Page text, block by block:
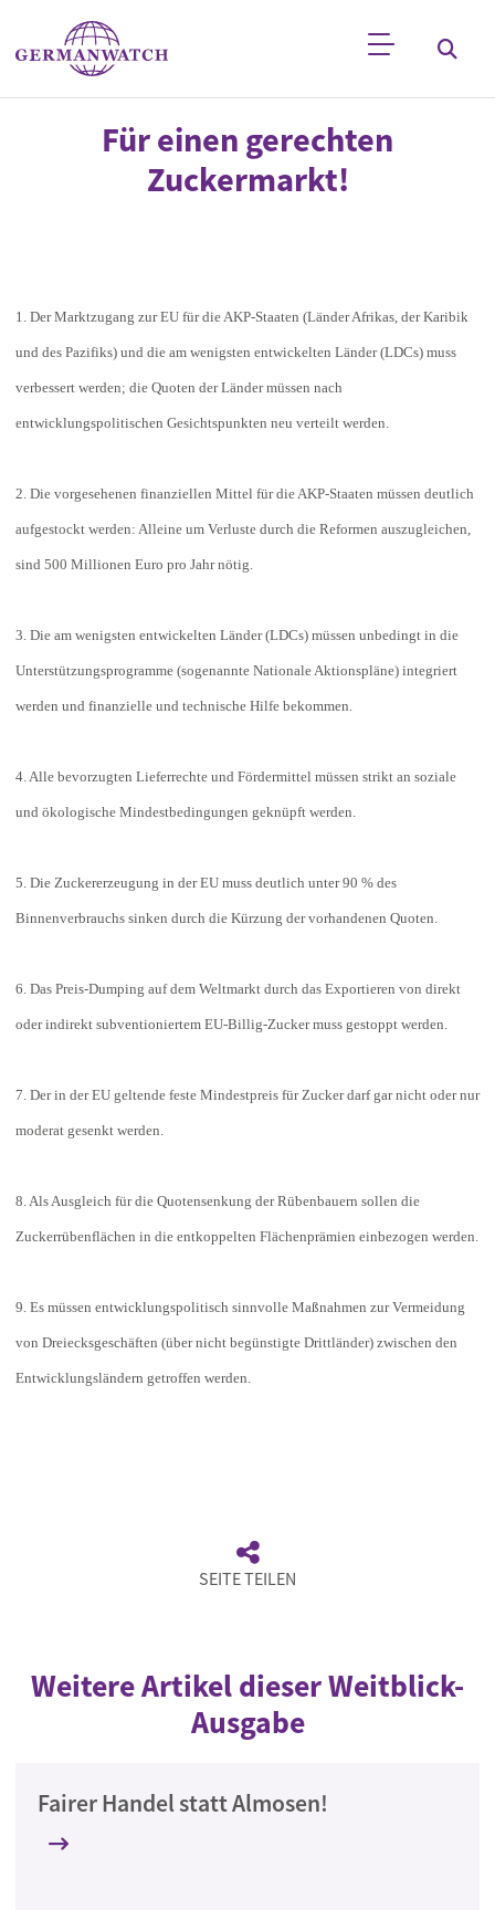
Direkt zum Inhalt
StichwortsucheFür einen gerechten
Zuckermarkt!
1. Der Marktzugang zur EU für die AKP-Staaten (Länder Afrikas, der Karibik
und des Pazifiks) und die am wenigsten entwickelten Länder (LDCs) muss
verbessert werden; die Quoten der Länder müssen nach
entwicklungspolitischen Gesichtspunkten neu verteilt werden.
2. Die vorgesehenen finanziellen Mittel für die AKP-Staaten müssen deutlich
aufgestockt werden: Alleine um Verluste durch die Reformen auszugleichen,
sind 500 Millionen Euro pro Jahr nötig.
3. Die am wenigsten entwickelten Länder (LDCs) müssen unbedingt in die
Unterstützungsprogramme (sogenannte Nationale Aktionspläne) integriert
werden und finanzielle und technische Hilfe bekommen.
4. Alle bevorzugten Lieferrechte und Fördermittel müssen strikt an soziale
und ökologische Mindestbedingungen geknüpft werden.
5. Die Zuckererzeugung in der EU muss deutlich unter 90 % des
Binnenverbrauchs sinken durch die Kürzung der vorhandenen Quoten.
6. Das Preis-Dumping auf dem Weltmarkt durch das Exportieren von direkt
oder indirekt subventioniertem EU-Billig-Zucker muss gestoppt werden.
7. Der in der EU geltende feste Mindestpreis für Zucker darf gar nicht oder nur
moderat gesenkt werden.
8. Als Ausgleich für die Quotensenkung der Rübenbauern sollen die
Zuckerrübenflächen in die entkoppelten Flächenprämien einbezogen werden.
9. Es müssen entwicklungspolitisch sinnvolle Maßnahmen zur Vermeidung
von Dreiecksgeschäften (über nicht begünstigte Drittländer) zwischen den
Entwicklungsländern getroffen werden.
SEITE TEILEN
Weitere Artikel dieser Weitblick-
Ausgabe
Fairer Handel statt Almosen!